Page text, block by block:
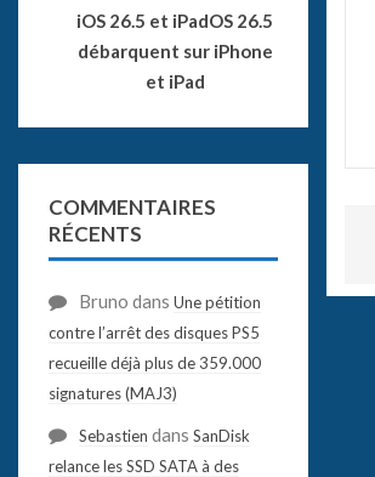
iOS 26.5 et iPadOS 26.5
débarquent sur iPhone
et iPad
COMMENTAIRES
RÉCENTS
Bruno dans Une pétition
contre l’arrêt des disques PS5
recueille déjà plus de 359.000
signatures (MAJ3)
Sebastien dans SanDisk
relance les SSD SATA à des